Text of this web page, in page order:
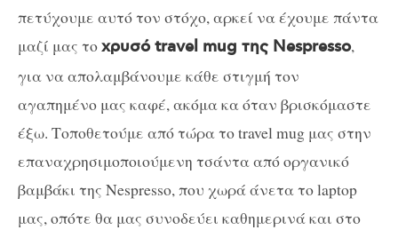
πετύχουμε αυτό τον στόχο, αρκεί να έχουμε πάντα
μαζί μας τοχρυσό travel mug της Nespresso,
για να απολαμβάνουμε κάθε στιγμή τον
αγαπημένο μας καφέ, ακόμα κα όταν βρισκόμαστε
έξω. Τοποθετούμε από τώρα το travel mug μας στην
επαναχρησιμοποιούμενη τσάντα από οργανικό
βαμβάκι της Nespresso, που χωρά άνετα το laptop
μας, οπότε θα μας συνοδεύει καθημερινά και στο